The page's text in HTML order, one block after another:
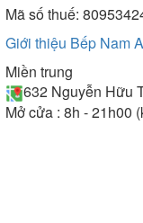
Mã số thuế:
Giới thiệu Bếp Nam
Miền trung
632 Nguyễn Hữu
Mở cửa : 8h - 21h00